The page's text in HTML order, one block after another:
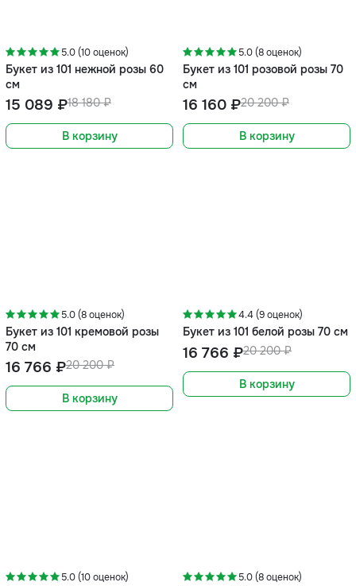
5.0 (10 оценок)
Букет из 101 нежной розы 60
см
18 180 ₽
15 089 ₽
В корзину
5.0 (8 оценок)
Букет из 101 розовой розы 70
см
20 200 ₽
16 160 ₽
В корзину
5.0 (8 оценок)
Букет из 101 кремовой розы
70 см
20 200 ₽
16 766 ₽
В корзину
4.4 (9 оценок)
Букет из 101 белой розы 70 см
20 200 ₽
16 766 ₽
В корзину
5.0 (10 оценок) 5.0 (8 оценок)